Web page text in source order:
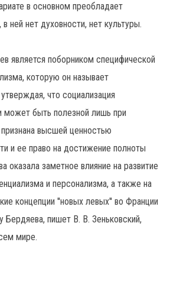
в основном преобладает
ней нет духовности, нет культуры.
является поборником специфической
которую он называет
что социализация
может быть полезной лишь при
высшей ценностью
и ее право на достижение полноты
оказала заметное влияние на развитие
и персонализма, а также на
концепции ''новых левых'' во Франции
Бердяева, пишет В. В. Зеньковский,
мире.